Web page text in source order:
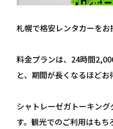
札幌で格安レンタカーをお
料金プランは、24時間
と、期間が長くなるほどお
シャトレーゼガトーキン
す。観光でのご利用はも